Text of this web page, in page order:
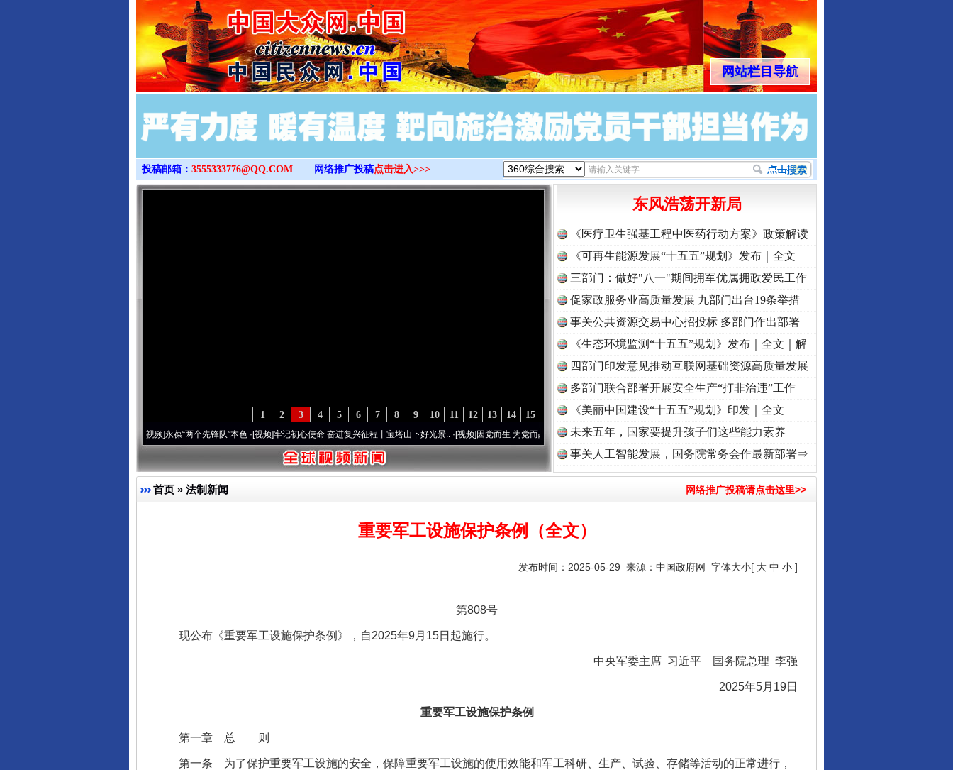
>
网站栏目导航
投稿邮箱： 3555333776@QQ.COM 网络推广投稿点击进入>>>
15
14
13
12
11
10
9
8
7
6
5
4
3
2
1
永葆“两个先锋队”本色·[视频]牢记初心使命 奋进复兴征程丨宝塔山下好光景..·[视频]因党而生 为党而战——百年“纪”事⑧加强纪律..·[视频]牢记初心使命 奋进复兴征程丨“转折之城”激荡..
东风浩荡开新局
《医疗卫生强基工程中医药行动方案》政策解读
《可再生能源发展“十五五”规划》发布｜全文
三部门：做好"八一"期间拥军优属拥政爱民工作
促家政服务业高质量发展 九部门出台19条举措
事关公共资源交易中心招投标 多部门作出部署
《生态环境监测“十五五”规划》发布｜全文｜解
读
四部门印发意见推动互联网基础资源高质量发展
多部门联合部署开展安全生产“打非治违”工作
《美丽中国建设“十五五”规划》印发｜全文
未来五年，国家要提升孩子们这些能力素养
事关人工智能发展，国务院常务会作最新部署⇒
首页 » 法制新闻 网络推广投稿请点击这里>>
重要军工设施保护条例（全文）
发布时间：2025-05-29 来源： 中国政府网 字体大小[ 大 中 小 ]
第808号
现公布《重要军工设施保护条例》，自2025年9月15日起施行。
中央军委主席 习近平 国务院总理 李强
2025年5月19日
重要军工设施保护条例
第一章 总 则
第一条 为了保护重要军工设施的安全，保障重要军工设施的使用效能和军工科研、生产、试验、存储等活动的正常进行，